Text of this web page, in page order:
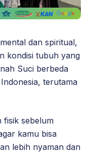
dan spiritual,
kondisi tubuh yang
Suci berbeda
terutama
fisik sebelum
kamu bisa
lebih nyaman dan